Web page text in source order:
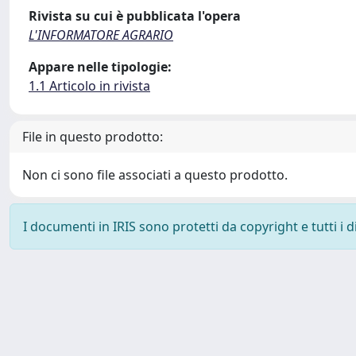
Rivista su cui è pubblicata l'opera
L'INFORMATORE AGRARIO
Appare nelle tipologie:
1.1 Articolo in rivista
File in questo prodotto:
Non ci sono file associati a questo prodotto.
I documenti in IRIS sono protetti da copyright e tutti i